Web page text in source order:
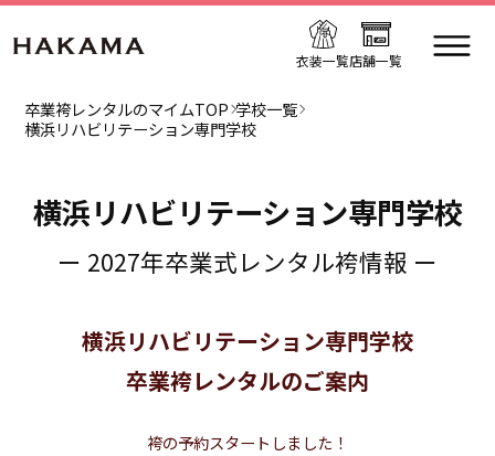
衣装一覧店舗一覧
卒業袴レンタルのマイムTOP 学校一覧
横浜リハビリテーション専門学校
横浜リハビリテーション専門学校
ー 2027年卒業式レンタル袴情報 ー
横浜リハビリテーション専門学校
卒業袴レンタルのご案内
袴の予約スタートしました！